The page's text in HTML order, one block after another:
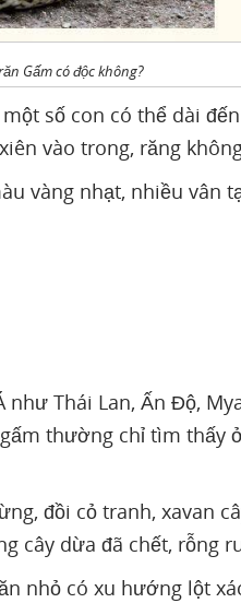
Gấm có độc không?
số con có thể dài
vào trong, răng
vàng nhạt, nhiều vân
Thái Lan, Ấn Độ,
thường chỉ tìm thấy
đồi cỏ tranh, xavan
cây dừa đã chết, rỗng
nhỏ có xu hướng lột